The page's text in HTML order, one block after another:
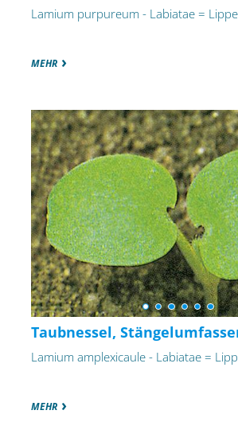
Lamium purpureum - Labiatae =
MEHR
Taubnessel,
Lamium amplexicaule - Labiatae =
MEHR